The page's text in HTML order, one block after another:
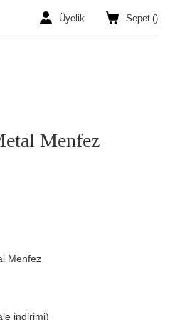
Üyelik Sepet ()
Menfez
Menfez
indirimi)